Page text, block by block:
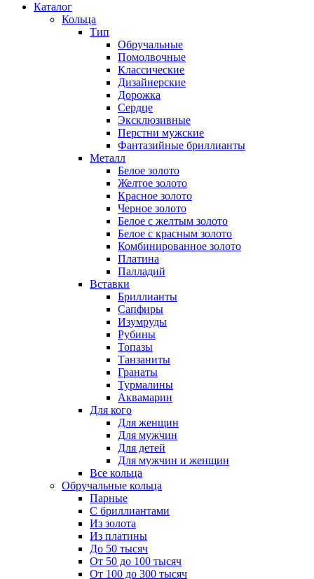
Каталог
Кольца
Тип
Обручальные
Помолвочные
Классические
Дизайнерские
Дорожка
Сердце
Эксклюзивные
Перстни мужские
Фантазийные бриллианты
Металл
Белое золото
Желтое золото
Красное золото
Черное золото
Белое с желтым золото
Белое с красным золото
Комбинированное золото
Платина
Палладий
Вставки
Бриллианты
Сапфиры
Изумруды
Рубины
Топазы
Танзаниты
Гранаты
Турмалины
Аквамарин
Для кого
Для женщин
Для мужчин
Для детей
Для мужчин и женщин
Все кольца
Обручальные кольца
Парные
С бриллиантами
Из золота
Из платины
До 50 тысяч
От 50 до 100 тысяч
От 100 до 300 тысяч